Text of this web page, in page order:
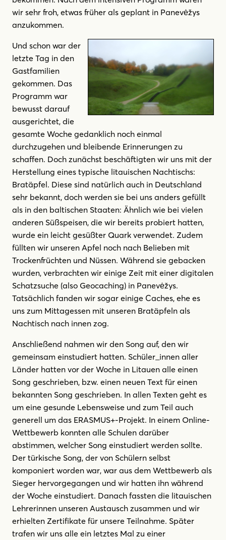
wir sehr froh, etwas früher als geplant in Panevėžys
anzukommen.
Und schon war der
letzte Tag in den
Gastfamilien
gekommen. Das
Programm war
bewusst darauf
ausgerichtet, die
gesamte Woche gedanklich noch einmal
durchzugehen und bleibende Erinnerungen zu
schaffen. Doch zunächst beschäftigten wir uns mit der
Herstellung eines typische litauischen Nachtischs:
Bratäpfel. Diese sind natürlich auch in Deutschland
sehr bekannt, doch werden sie bei uns anders gefüllt
als in den baltischen Staaten: Ähnlich wie bei vielen
anderen Süßspeisen, die wir bereits probiert hatten,
wurde ein leicht gesüßter Quark verwendet. Zudem
füllten wir unseren Apfel noch nach Belieben mit
Trockenfrüchten und Nüssen. Während sie gebacken
wurden, verbrachten wir einige Zeit mit einer digitalen
Schatzsuche (also Geocaching) in Panevėžys.
Tatsächlich fanden wir sogar einige Caches, ehe es
uns zum Mittagessen mit unseren Bratäpfeln als
Nachtisch nach innen zog.
Anschließend nahmen wir den Song auf, den wir
gemeinsam einstudiert hatten. Schüler_innen aller
Länder hatten vor der Woche in Litauen alle einen
Song geschrieben, bzw. einen neuen Text für einen
bekannten Song geschrieben. In allen Texten geht es
um eine gesunde Lebensweise und zum Teil auch
generell um das ERASMUS+-Projekt. In einem Online-
Wettbewerb konnten alle Schulen darüber
abstimmen, welcher Song einstudiert werden sollte.
Der türkische Song, der von Schülern selbst
komponiert worden war, war aus dem Wettbewerb als
Sieger hervorgegangen und wir hatten ihn während
der Woche einstudiert. Danach fassten die litauischen
Lehrerinnen unseren Austausch zusammen und wir
erhielten Zertifikate für unsere Teilnahme. Später
trafen wir uns alle ein letztes Mal zu einer